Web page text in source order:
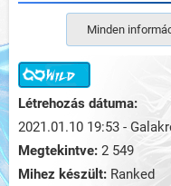
Minden
Létrehozás dátuma:
2021.01.10 19:53 -
Megtekintve: 2 549
Mihez készült: Ranked